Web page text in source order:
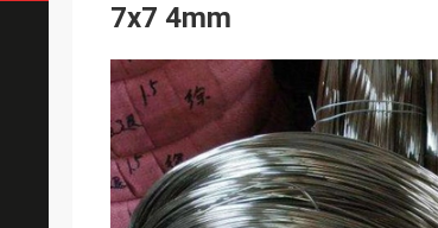
7x7 4mm